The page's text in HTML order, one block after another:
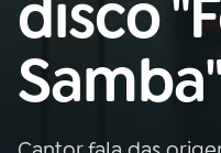
Nacional
01 INÍCIO
A RÁDIO
disco